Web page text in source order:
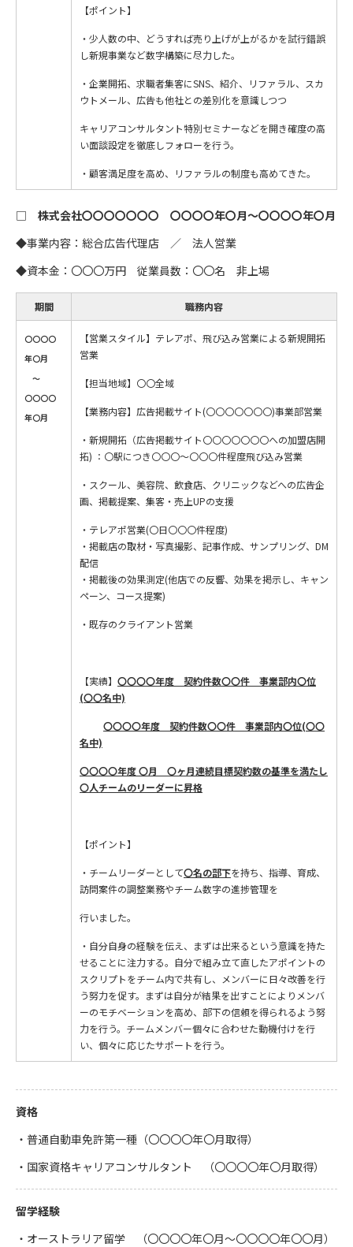
【ポイント】
・少人数の中、どうすれば売り上げが上がるかを試行錯誤
し新規事業など数字構築に尽力した。
・企業開拓、求職者集客にSNS、紹介、リファラル、スカ
ウトメール、広告も他社との差別化を意識しつつ
キャリアコンサルタント特別セミナーなどを開き確度の高
い面談設定を徹底しフォローを行う。
・顧客満足度を高め、リファラルの制度も高めてきた。
□ 株式会社〇〇〇〇〇〇〇 〇〇〇〇年〇月～〇〇〇〇年〇月
◆事業内容：総合広告代理店 ／ 法人営業
◆資本金：〇〇〇万円 従業員数：〇〇名 非上場
期間 職務内容
〇〇〇〇
年〇月
～
〇〇〇〇
年〇月
【営業スタイル】テレアポ、飛び込み営業による新規開拓
営業
【担当地域】〇〇全域
【業務内容】広告掲載サイト(〇〇〇〇〇〇〇)事業部営業
・新規開拓（広告掲載サイト〇〇〇〇〇〇〇への加盟店開
拓) ：〇駅につき〇〇〇～〇〇〇件程度飛び込み営業
・スクール、美容院、飲食店、クリニックなどへの広告企
画、掲載提案、集客・売上UPの支援
・テレアポ営業(〇日〇〇〇件程度)
・掲載店の取材・写真撮影、記事作成、サンプリング、DM
配信
・掲載後の効果測定(他店での反響、効果を掲示し、キャン
ペーン、コース提案)
・既存のクライアント営業
【実績】 〇〇〇〇年度 契約件数〇〇件 事業部内〇位
(〇〇名中)
〇〇〇〇年度 契約件数〇〇件 事業部内〇位(〇〇
名中)
〇〇〇〇年度 〇月 〇ヶ月連続目標契約数の基準を満たし
〇人チームのリーダーに昇格
【ポイント】
・チームリーダーとして〇名の部下を持ち、指導、育成、
訪問案件の調整業務やチーム数字の進捗管理を
行いました。
・自分自身の経験を伝え、まずは出来るという意識を持た
せることに注力する。自分で組み立て直したアポイントの
スクリプトをチーム内で共有し、メンバーに日々改善を行
う努力を促す。まずは自分が結果を出すことによりメンバ
ーのモチベーションを高め、部下の信頼を得られるよう努
力を行う。チームメンバー個々に合わせた動機付けを行
い、個々に応じたサポートを行う。
資格
・普通自動車免許第一種（〇〇〇〇年〇月取得）
・国家資格キャリアコンサルタント （〇〇〇〇年〇月取得）
留学経験
・オーストラリア留学 （〇〇〇〇年〇月～〇〇〇〇年〇〇月）